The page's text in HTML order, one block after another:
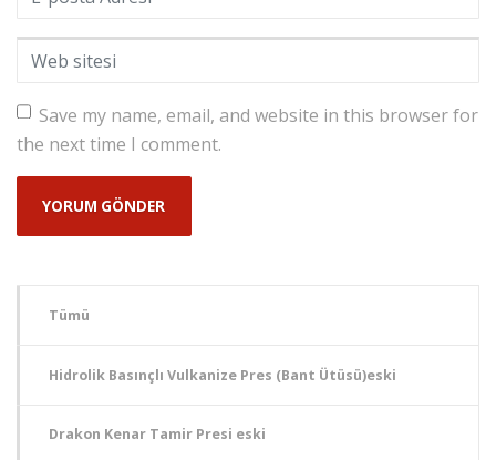
Web sitesi
Save my name, email, and website in this browser for
the next time I comment.
Tümü
Hidrolik Basınçlı Vulkanize Pres (Bant Ütüsü)eski
Drakon Kenar Tamir Presi eski